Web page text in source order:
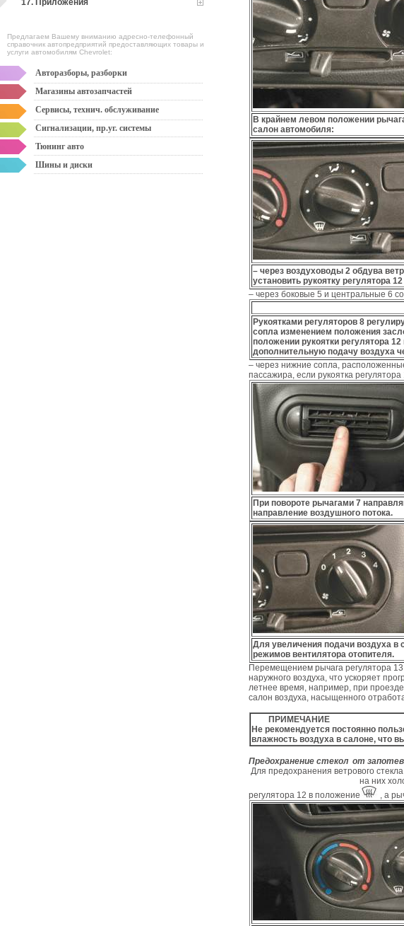
17. Приложения
Предлагаем Вашему вниманию адресно-телефонный
справочник автопредприятий предоставляющих товары и
услуги автомобилям Chevrolet:
Авторазборы, разборки
Магазины автозапчастей
Сервисы, технич. обслуживание
Сигнализации, пр.уг. системы
Тюнинг авто
Шины и диски
В крайнем левом положении
салон автомобиля:
– через воздуховоды 2 обдува
установить рукоятку регулятора
– через боковые 5 и центральные 6
Рукоятками регуляторов 8
сопла изменением положения
положении рукоятки регулятора
дополнительную подачу воздуха
– через нижние сопла,
пассажира, если рукоятка
При повороте рычагами 7
направление воздушного потока.
Для увеличения подачи воздуха в
режимов вентилятора отопителя.
Перемещением рычага регулятора
наружного воздуха, что ускоряет
летнее время, например, при
салон воздуха, насыщенного
ПРИМЕЧАНИЕ
Не рекомендуется постоянно
влажность воздуха в салоне, что
Предохранение стекол от
Для предохранения ветрового
на них
регулятора 12 в положение
, а